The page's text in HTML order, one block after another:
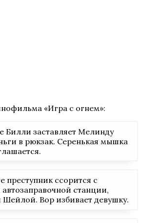
«Игра с огнем»:
Билли заставляет Мелинду
в рюкзак. Серенькая мышка
преступник ссорится с
станции,
Шейлой. Вор избивает девушку.